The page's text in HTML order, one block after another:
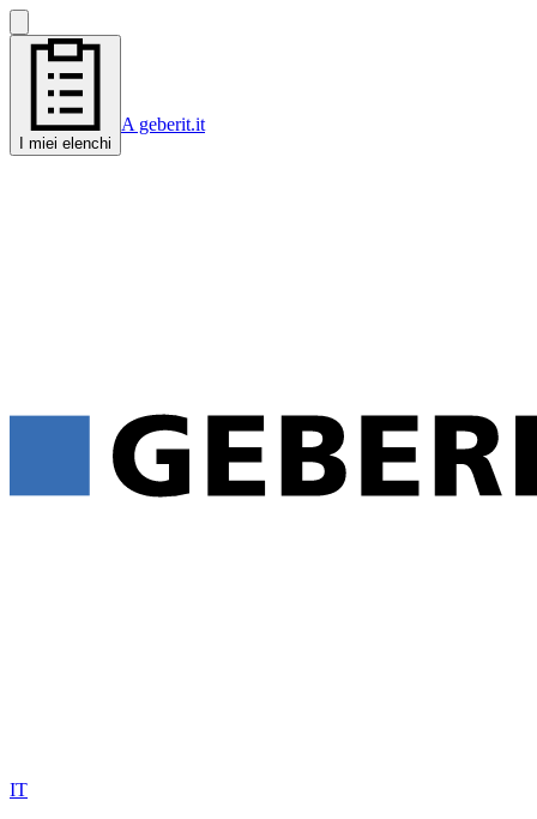
I miei elenchi
A geberit.it
IT